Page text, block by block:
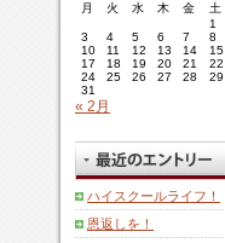
月
火 水 木 金 土
1
3
4 5 6 7 8
10
11 12 13 14 15
17
18 19 20 21 22
24
25 26 27 28 29
31
« 2月
ハイスクールライフ！
恩返しを！